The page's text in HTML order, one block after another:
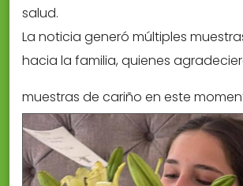
salud.
La noticia generó múltiples
hacia la familia, quienes
muestras de cariño en este